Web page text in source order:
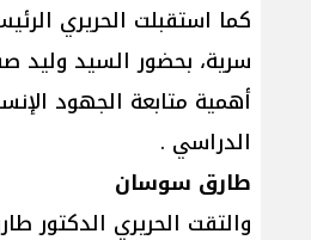
سرية، بحضور السيد وليد
أهمية متابعة الجهود
الدراسي .
طارق سوسان
والتقت الحريري الدكتور